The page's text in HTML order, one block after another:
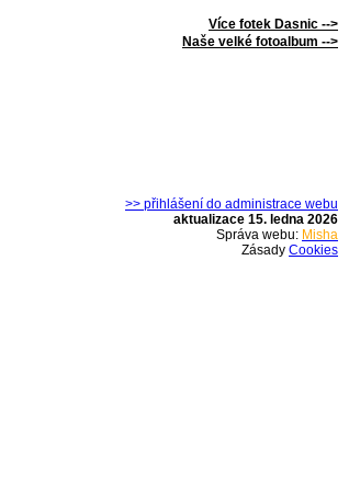
Více fotek Dasnic -->
Naše velké fotoalbum -->
>> přihlášení do administrace webu
aktualizace 15. ledna 2026
Správa webu: Misha
Zásady Cookies